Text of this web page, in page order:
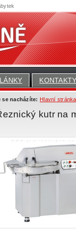
se nacházíte: Hlavní stránka
kutr na